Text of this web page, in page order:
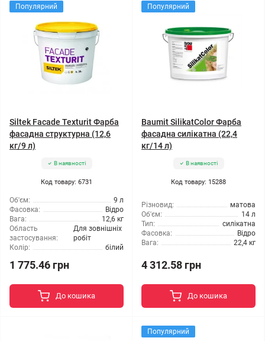
Популярний
Siltek Facade Texturit Фарба
фасадна структурна (12,6
кг/9 л)
В наявності
Код товару: 6731
Об'єм:
9 л
Фасовка:
Відро
Вага:
12,6 кг
Область
застосування:
Для зовнішніх
робіт
Колір:
білий
1 775.46 грн
До кошика
Популярний
Baumit SilikatColor Фарба
фасадна силікатна (22,4
кг/14 л)
В наявності
Код товару: 15288
Різновид:
матова
Об'єм:
14 л
Тип:
силікатна
Фасовка:
Відро
Вага:
22,4 кг
4 312.58 грн
До кошика
Популярний